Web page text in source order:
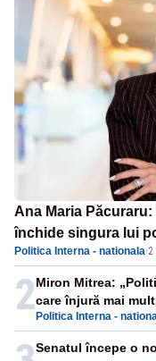
Ana Maria
închide singura lui
Politica Interna - nationala·2
2 Politica Interna -
Miron Mitrea:
care înjură mai
Senatul începe o